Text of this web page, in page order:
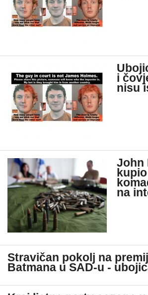
i
nisu
John
na
Stravičan pokolj na
Batmana u SAD-u -